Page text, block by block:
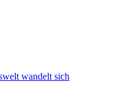
wandelt sich